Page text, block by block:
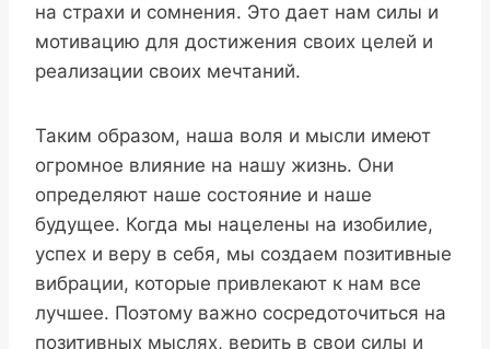
на страхи и сомнения. Это дает нам силы и
мотивацию для достижения своих целей и
реализации своих мечтаний.
Таким образом, наша воля и мысли имеют
огромное влияние на нашу жизнь. Они
определяют наше состояние и наше
будущее. Когда мы нацелены на изобилие,
успех и веру в себя, мы создаем позитивные
вибрации, которые привлекают к нам все
лучшее. Поэтому важно сосредоточиться на
позитивных мыслях, верить в свои силы и